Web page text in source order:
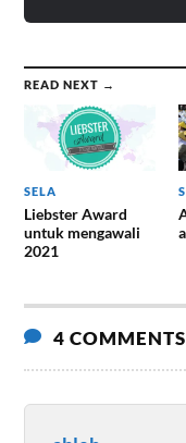
READ NEXT →
SELA
Liebster Award
untuk mengawali
2021
4 COMMENTS